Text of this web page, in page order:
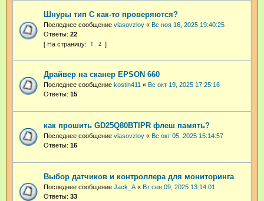
Шнуры тип С как-то проверяются?
Последнее сообщение vlasovzloy « Вс ноя 16, 2025 19:40:25
Ответы: 22
1 2
Драйвер на сканер EPSON 660
Последнее сообщение kostin411 « Вс окт 19, 2025 17:25:16
Ответы: 15
как прошить GD25Q80BTIPR флеш память?
Последнее сообщение vlasovzloy « Вс окт 05, 2025 15:14:57
Ответы: 16
Выбор датчиков и контроллера для мониторинга
Последнее сообщение Jack_A « Вт сен 09, 2025 13:14:01
Ответы: 33